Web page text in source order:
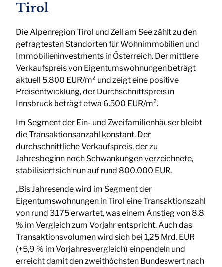
Tirol
Die Alpenregion Tirol und Zell am See zählt zu den
gefragtesten Standorten für Wohnimmobilien und
Immobilieninvestments in Österreich. Der mittlere
Verkaufspreis von Eigentumswohnungen beträgt
aktuell 5.800 EUR/m² und zeigt eine positive
Preisentwicklung, der Durchschnittspreis in
Innsbruck beträgt etwa 6.500 EUR/m².
Im Segment der Ein- und Zweifamilienhäuser bleibt
die Transaktionsanzahl konstant. Der
durchschnittliche Verkaufspreis, der zu
Jahresbeginn noch Schwankungen verzeichnete,
stabilisiert sich nun auf rund 800.000 EUR.
„Bis Jahresende wird im Segment der
Eigentumswohnungen in Tirol eine Transaktionszahl
von rund 3.175 erwartet, was einem Anstieg von 8,8
% im Vergleich zum Vorjahr entspricht. Auch das
Transaktionsvolumen wird sich bei 1,25 Mrd. EUR
(+5,9 % im Vorjahresvergleich) einpendeln und
erreicht damit den zweithöchsten Bundeswert nach